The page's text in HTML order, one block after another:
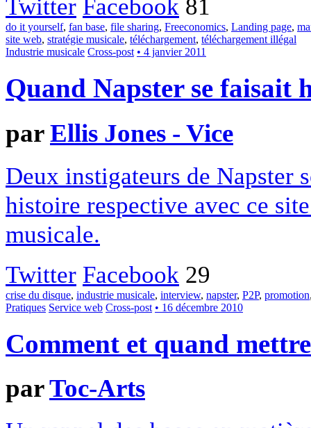
Twitter Facebook 81
do it yourself, fan base, file sharing, Freeconomics, Landing page,
site web, stratégie musicale, téléchargement, téléchargement illégal
Industrie musicale Cross-post • 4 janvier 2011
Quand Napster se faisait
parEllis Jones - Vice
Deux instigateurs de Napster
histoire respective avec ce
musicale.
Twitter Facebook 29
crise du disque, industrie musicale, interview, napster, P2P, promotion
Pratiques Service web Cross-post • 16 décembre 2010
Comment et quand
parToc-Arts